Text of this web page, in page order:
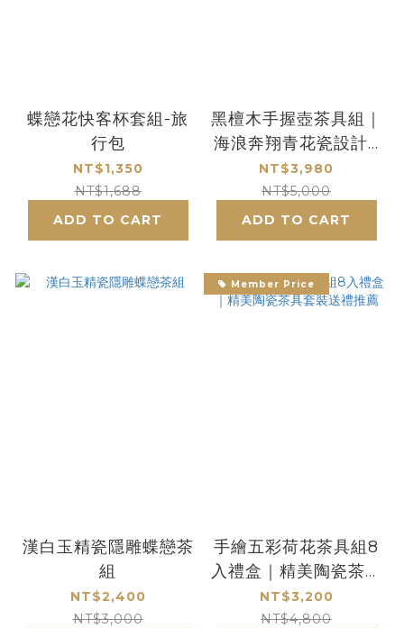
蝶戀花快客杯套組-旅
行包
NT$1,350
NT$1,688
ADD TO CART
黑檀木手握壺茶具組｜
海浪奔翔青花瓷設計 1
壺2杯高質感茶器推薦
NT$3,980
NT$5,000
ADD TO CART
漢白玉精瓷隱雕蝶戀茶
組
NT$2,400
NT$3,000
Member Price
手繪五彩荷花茶具組8
入禮盒｜精美陶瓷茶具
套裝送禮推薦
NT$3,200
NT$4,800